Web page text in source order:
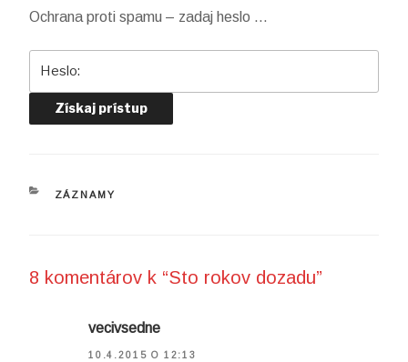
Ochrana proti spamu – zadaj heslo …
KATEGÓRIE
ZÁZNAMY
8 komentárov k “Sto rokov dozadu”
vecivsedne
10.4.2015 O 12:13